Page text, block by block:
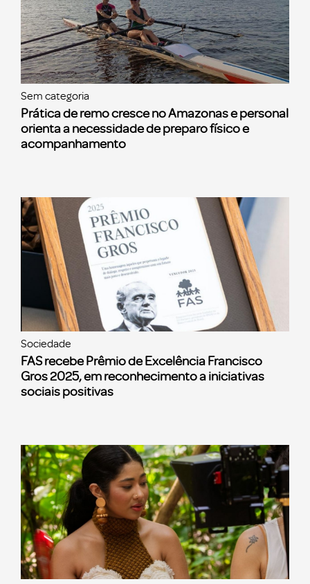
Sem categoria
Prática de remo cresce no Amazonas e personal
orienta a necessidade de preparo físico e
acompanhamento
Sociedade
FAS recebe Prêmio de Excelência Francisco
Gros 2025, em reconhecimento a iniciativas
sociais positivas